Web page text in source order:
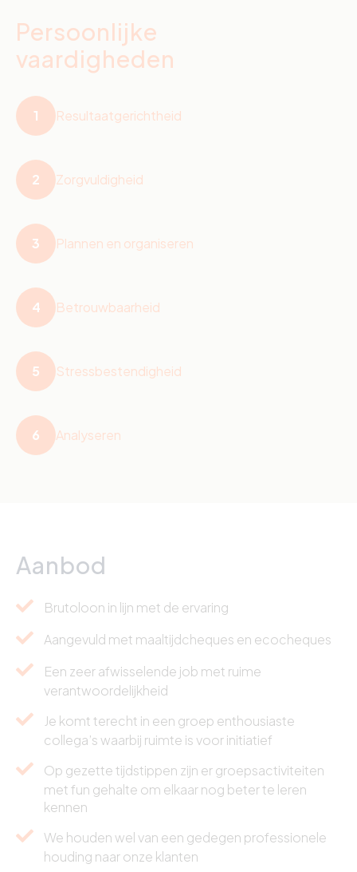
Persoonlijke
vaardigheden
1 Resultaatgerichtheid
2 Zorgvuldigheid
3 Plannen en organiseren
4 Betrouwbaarheid
5 Stressbestendigheid
6 Analyseren
Aanbod
Brutoloon in lijn met de ervaring
Aangevuld met maaltijdcheques en ecocheques
Een zeer afwisselende job met ruime
verantwoordelijkheid
Je komt terecht in een groep enthousiaste
collega’s waarbij ruimte is voor initiatief
Op gezette tijdstippen zijn er groepsactiviteiten
met fun gehalte om elkaar nog beter te leren
kennen
We houden wel van een gedegen professionele
houding naar onze klanten